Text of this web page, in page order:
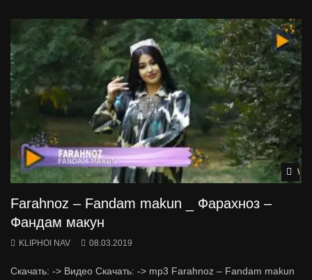
Farahnoz – Fandam makun _ Фарахноз –
Фандам макун
KLIPHOI NAV 08.03.2019
Скачать: -> Видео Скачать: -> mp3 Farahnoz – Fandam makun